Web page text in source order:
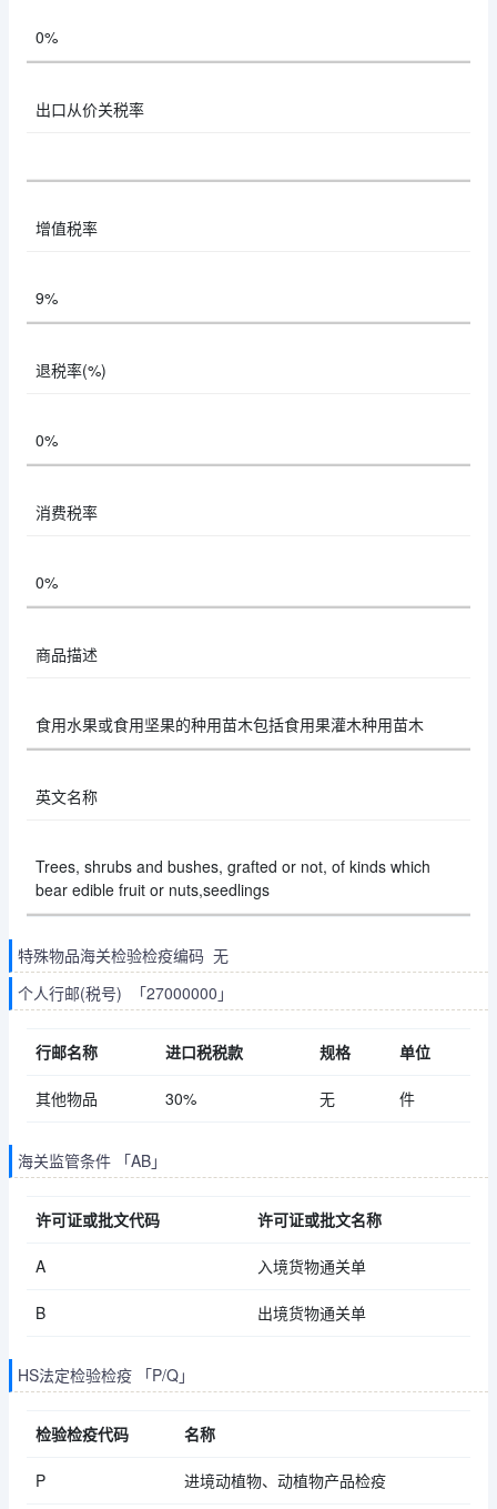
0%
出口从价关税率
增值税率
9%
退税率(%)
0%
消费税率
0%
商品描述
食用水果或食用坚果的种用苗木包括食用果灌木种用苗木
英文名称
Trees, shrubs and bushes, grafted or not, of kinds which
bear edible fruit or nuts,seedlings
特殊物品海关检验检疫编码 无
个人行邮(税号) 「27000000」
行邮名称 进口税税款 规格 单位
其他物品 30% 无 件
海关监管条件 「AB」
许可证或批文代码 许可证或批文名称
A 入境货物通关单
B 出境货物通关单
HS法定检验检疫 「P/Q」
检验检疫代码 名称
P 进境动植物、动植物产品检疫